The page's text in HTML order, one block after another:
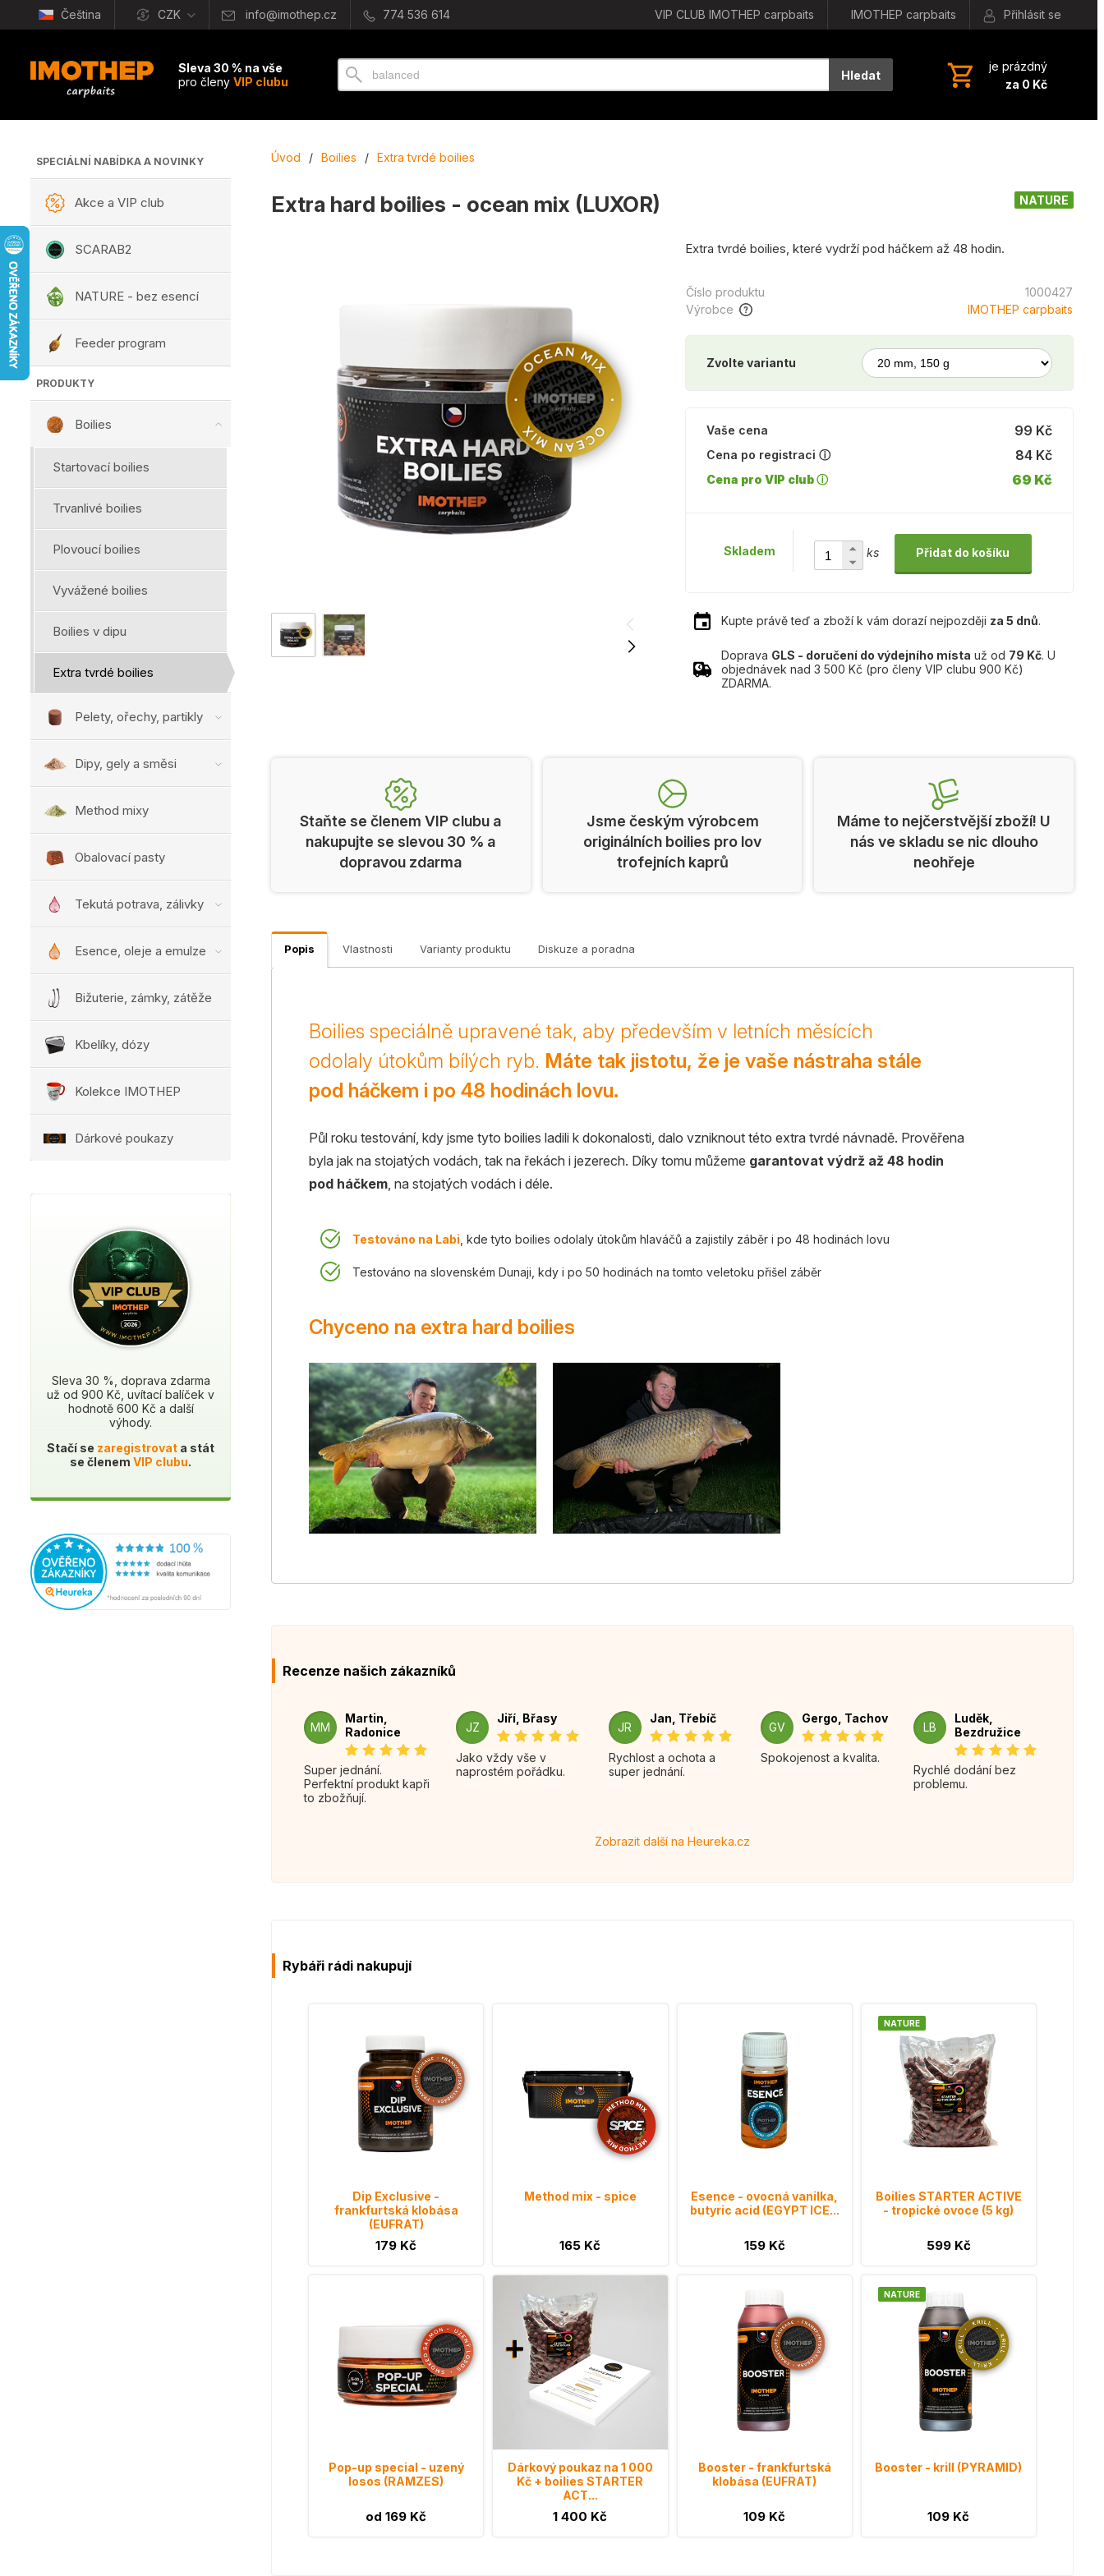
Čeština CZK info@imothep.cz 774 536 614 VIP CLUB IMOTHEP carpbaits IMOTHEP carpbaits Přihlásit se
Sleva 30 % na vše
pro členy VIP clubu Hledat
je prázdný
za 0 Kč
SPECIÁLNÍ NABÍDKA A NOVINKY
Akce a VIP club
SCARAB2
NATURE - bez esencí
Feeder program
PRODUKTY
Boilies
Startovací boilies
Trvanlivé boilies
Plovoucí boilies
Vyvážené boilies
Boilies v dipu
Extra tvrdé boilies
Pelety, ořechy, partikly
Dipy, gely a směsi
Method mixy
Obalovací pasty
Tekutá potrava, zálivky
Esence, oleje a emulze
Bižuterie, zámky, zátěže
Kbelíky, dózy
Kolekce IMOTHEP
Dárkové poukazy
Sleva 30 %, doprava zdarma
už od 900 Kč, uvítací balíček v
hodnotě 600 Kč a další
výhody.
Stačí se zaregistrovat a stát
se členem VIP clubu.
Úvod / Boilies / Extra tvrdé boilies
NATURE
Extra hard boilies - ocean mix (LUXOR)
Extra tvrdé boilies, které vydrží pod háčkem až 48 hodin.
Číslo produktu
1000427
Výrobce
IMOTHEP carpbaits
Zvolte variantu
99 Kč
Vaše cena
Cena po registraci ⓘ
84 Kč
Cena pro VIP club ⓘ 69 Kč
Skladem ks Přidat do košíku
Kupte právě teď a zboží k vám dorazí nejpozději za 5 dnů.
Doprava GLS - doručení do výdejního místa už od 79 Kč. U
objednávek nad 3 500 Kč (pro členy VIP clubu 900 Kč)
ZDARMA.
Staňte se členem VIP clubu a
nakupujte se slevou 30 % a
dopravou zdarma
Jsme českým výrobcem
originálních boilies pro lov
trofejních kaprů
Máme to nejčerstvější zboží! U
nás ve skladu se nic dlouho
neohřeje
Popis Vlastnosti Varianty produktu Diskuze a poradna
Boilies speciálně upravené tak, aby především v letních měsících
odolaly útokům bílých ryb. Máte tak jistotu, že je vaše nástraha stále
pod háčkem i po 48 hodinách lovu.
Půl roku testování, kdy jsme tyto boilies ladili k dokonalosti, dalo vzniknout této extra tvrdé návnadě. Prověřena
byla jak na stojatých vodách, tak na řekách i jezerech. Díky tomu můžeme garantovat výdrž až 48 hodin
pod háčkem, na stojatých vodách i déle.
Testováno na Labi , kde tyto boilies odolaly útokům hlaváčů a zajistily záběr i po 48 hodinách lovu
Testováno na slovenském Dunaji, kdy i po 50 hodinách na tomto veletoku přišel záběr
Chyceno na extra hard boilies
Recenze našich zákazníků
MM
Martin,
Radonice
Super jednání.
Perfektní produkt kapři
to zbožňují.
JZ
Jiří, Břasy
Jako vždy vše v
naprostém pořádku.
JR
Jan, Třebíč
Rychlost a ochota a
super jednání.
GV
Gergo, Tachov
Spokojenost a kvalita.
LB
Luděk,
Bezdružice
Rychlé dodání bez
problemu.
Zobrazit další na Heureka.cz
Rybáři rádi nakupují
Dip Exclusive -
frankfurtská klobása
(EUFRAT)
179 Kč
Method mix - spice
165 Kč
Esence - ovocná vanilka,
butyric acid (EGYPT ICE...
159 Kč
NATURE
Boilies STARTER ACTIVE
- tropické ovoce (5 kg)
599 Kč
Pop-up special - uzený
losos (RAMZES)
od 169 Kč
Dárkový poukaz na 1 000
Kč + boilies STARTER
ACT...
1 400 Kč
Booster - frankfurtská
klobása (EUFRAT)
109 Kč
NATURE
Booster - krill (PYRAMID)
109 Kč